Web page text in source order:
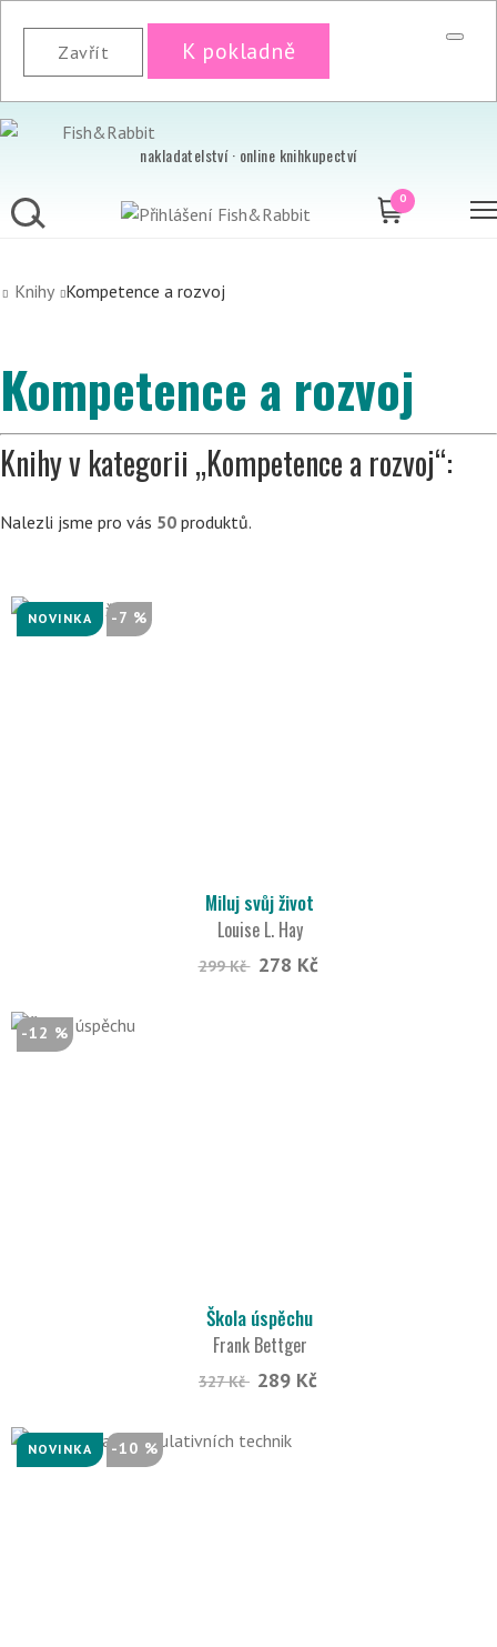
Zavřít K pokladně
nakladatelství · online knihkupectví
0
Knihy Kompetence a rozvoj
Kompetence a rozvoj
Knihy v kategorii „Kompetence a rozvoj“:
Nalezli jsme pro vás 50 produktů.
NOVINKA -7 %
Miluj svůj život
Louise L. Hay
299 Kč 278 Kč
-12 %
Škola úspěchu
Frank Bettger
327 Kč 289 Kč
NOVINKA -10 %